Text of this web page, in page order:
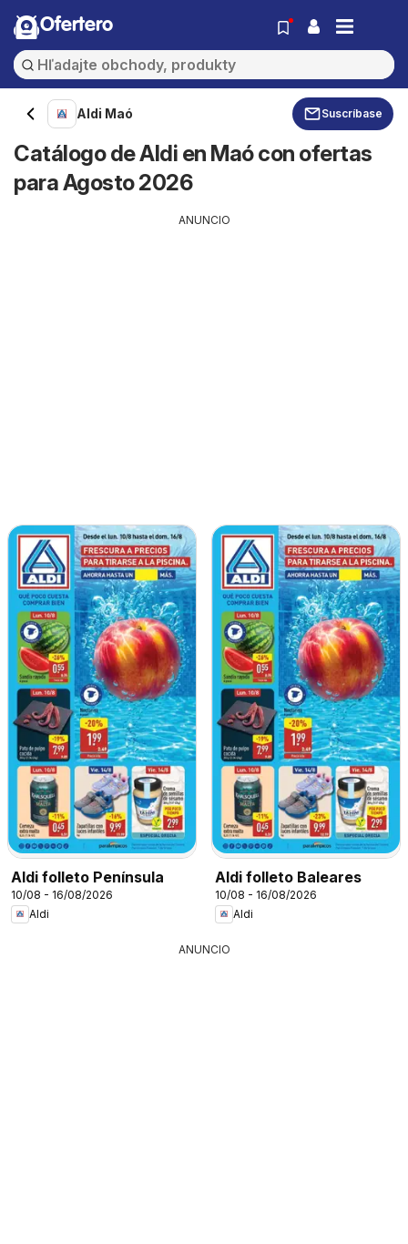
Ofertero
Aldi Maó Suscríbase
Catálogo de Aldi en Maó con ofertas
para Agosto 2026
ANUNCIO
Aldi folleto Península
10/08 - 16/08/2026
Aldi
Aldi folleto Baleares
10/08 - 16/08/2026
Aldi
ANUNCIO